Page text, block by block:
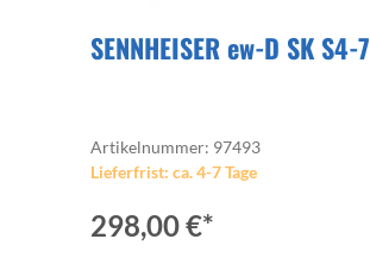
SENNHEISER ew-D SK S4-7
Artikelnummer: 97493
Lieferfrist: ca. 4-7 Tage
298,00 €*